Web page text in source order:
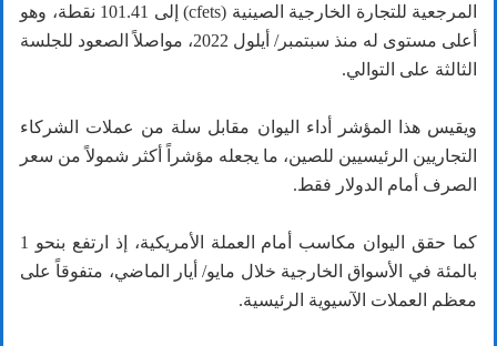
المرجعية للتجارة الخارجية الصينية (cfets) إلى 101.41 نقطة، وهو
أعلى مستوى له منذ سبتمبر/ أيلول 2022، مواصلاً الصعود للجلسة
الثالثة على التوالي.
ويقيس هذا المؤشر أداء اليوان مقابل سلة من عملات الشركاء
التجاريين الرئيسيين للصين، ما يجعله مؤشراً أكثر شمولاً من سعر
الصرف أمام الدولار فقط.
كما حقق اليوان مكاسب أمام العملة الأمريكية، إذ ارتفع بنحو 1
بالمئة في الأسواق الخارجية خلال مايو/ أيار الماضي، متفوقاً على
معظم العملات الآسيوية الرئيسية.